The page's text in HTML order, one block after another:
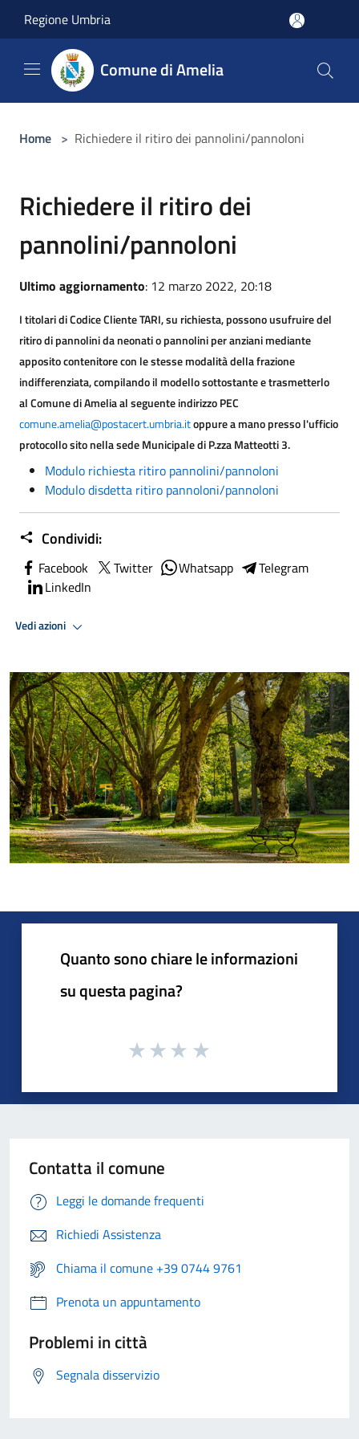
Regione Umbria
Comune di Amelia
Home > Richiedere il ritiro dei pannolini/pannoloni
Richiedere il ritiro dei
pannolini/pannoloni
Ultimo aggiornamento: 12 marzo 2022, 20:18
I titolari di Codice Cliente TARI, su richiesta, possono usufruire del
ritiro di pannolini da neonati o pannolini per anziani mediante
apposito contenitore con le stesse modalità della frazione
indifferenziata, compilando il modello sottostante e trasmetterlo
al Comune di Amelia al seguente indirizzo PEC
comune.amelia@postacert.umbria.itoppure a mano presso l'ufficio
protocollo sito nella sede Municipale di P.zza Matteotti 3.
Modulo richiesta ritiro pannolini/pannoloni
Modulo disdetta ritiro pannoloni/pannoloni
Condividi:
Facebook Twitter Whatsapp
Telegram
LinkedIn
Vedi azioni
Quanto sono chiare le informazioni
su questa pagina?
Contatta il comune
Leggi le domande frequenti
Richiedi Assistenza
Chiama il comune +39 0744 9761
Prenota un appuntamento
Problemi in città
Segnala disservizio